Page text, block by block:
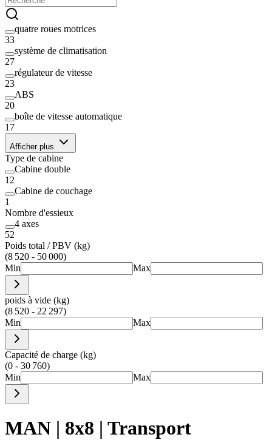
quatre roues motrices
33
système de climatisation
27
régulateur de vitesse
23
ABS
20
boîte de vitesse automatique
17
Afficher plus
Type de cabine
Cabine double
12
Cabine de couchage
1
Nombre d'essieux
4 axes
52
Poids total / PBV (kg)
(8 520 - 50 000)
Min
Max
poids à vide (kg)
(8 520 - 22 297)
Min
Max
Capacité de charge (kg)
(0 - 30 760)
Min
Max
MAN | 8x8 | Transport